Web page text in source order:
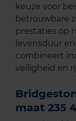
keuze voor
betrouwbare
prestaties op
levensduur
combineert
veiligheid en
maat 235